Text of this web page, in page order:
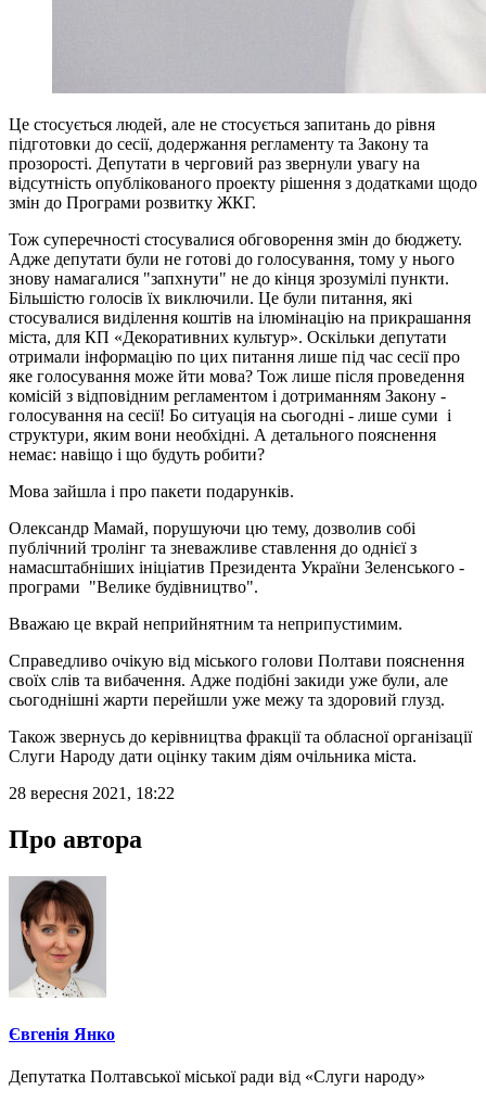
Це стосується людей, але не стосується запитань до рівня
підготовки до сесії, додержання регламенту та Закону та
прозорості. Депутати в черговий раз звернули увагу на
відсутність опублікованого проекту рішення з додатками щодо
змін до Програми розвитку ЖКГ.
Тож суперечності стосувалися обговорення змін до бюджету.
Адже депутати були не готові до голосування, тому у нього
знову намагалися "запхнути" не до кінця зрозумілі пункти.
Більшістю голосів їх виключили. Це були питання, які
стосувалися виділення коштів на ілюмінацію на прикрашання
міста, для КП «Декоративних культур». Оскільки депутати
отримали інформацію по цих питання лише під час сесії про
яке голосування може йти мова? Тож лише після проведення
комісій з відповідним регламентом і дотриманням Закону -
голосування на сесії! Бо ситуація на сьогодні - лише суми і
структури, яким вони необхідні. А детального пояснення
немає: навіщо і що будуть робити?
Мова зайшла і про пакети подарунків.
Олександр Мамай, порушуючи цю тему, дозволив собі
публічний тролінг та зневажливе ставлення до однієї з
намасштабніших ініціатив Президента України Зеленського -
програми "Велике будівництво".
Вважаю це вкрай неприйнятним та неприпустимим.
Справедливо очікую від міського голови Полтави пояснення
своїх слів та вибачення. Адже подібні закиди уже були, але
сьогоднішні жарти перейшли уже межу та здоровий глузд.
Також звернусь до керівництва фракції та обласної організації
Слуги Народу дати оцінку таким діям очільника міста.
28 вересня 2021, 18:22
Про автора
Євгенія Янко
Депутатка Полтавської міської ради від «Слуги народу»